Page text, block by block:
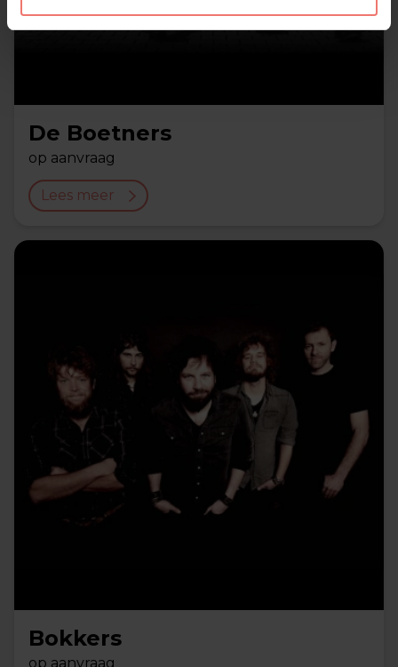
De Boetners
op aanvraag
Lees meer
Bokkers
op aanvraag